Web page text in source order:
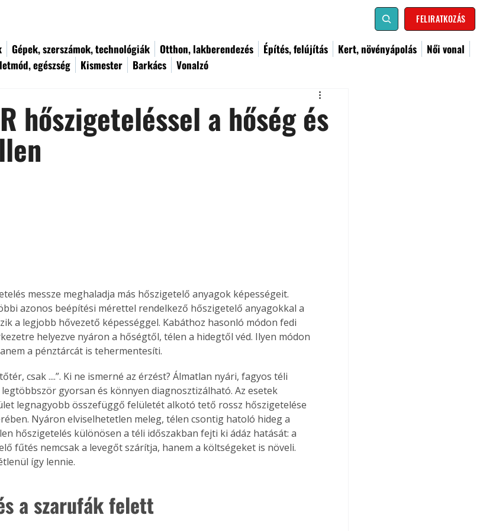
FELIRATKOZÁS
Gépek, szerszámok, technológiák Otthon, lakberendezés Építés, felújítás Kert, növényápolás
Női vonal
egészség
Kismester Barkács Vonalzó
hőszigeteléssel a hőség és
messze meghaladja más hőszigetelő anyagok képességeit.
azonos beépítési mérettel rendelkező hőszigetelő anyagokkal a
a legjobb hővezető képességgel. Kabáthoz hasonló módon fedi
helyezve nyáron a hőségtől, télen a hidegtől véd. Ilyen módon
a pénztárcát is tehermentesíti.
csak ....”. Ki ne ismerné az érzést? Álmatlan nyári, fagyos téli
legtöbbször gyorsan és könnyen diagnosztizálható. Az esetek
legnagyobb összefüggő felületét alkotó tető rossz hőszigetelése
Nyáron elviselhetetlen meleg, télen csontig hatoló hideg a
hőszigetelés különösen a téli időszakban fejti ki ádáz hatását: a
fűtés nemcsak a levegőt szárítja, hanem a költségeket is növeli.
így lennie.
a szarufák felett